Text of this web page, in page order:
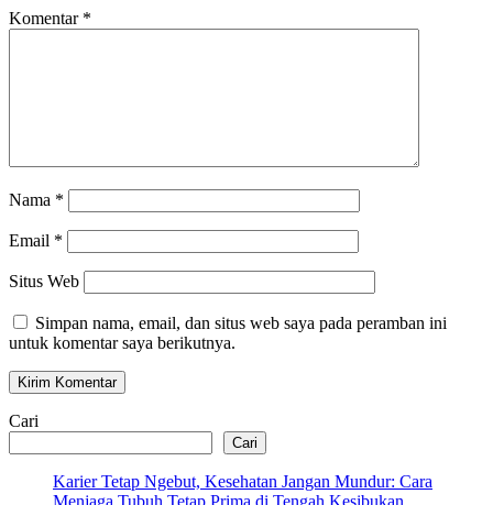
Komentar *
Nama *
Email *
Situs Web
Simpan nama, email, dan situs web saya pada peramban ini
untuk komentar saya berikutnya.
Cari
Cari
Karier Tetap Ngebut, Kesehatan Jangan Mundur: Cara